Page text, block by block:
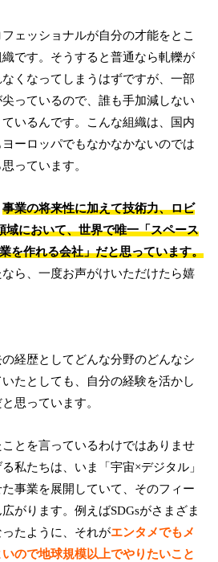
ェッショナルが自分の才能をとこ
です。そうすると普通なら軋轢が
くなってしまうはずですが、一部
っているので、誰も手加減しない
いるんです。こんな組織は、国内
ーロッパでもなかなかないのでは
っています。
事業の将来性に加えて技術力、ロビ
域において、世界で唯一「スペース
を作れる会社」だと思っています。
ら、一度お声がけいただけたら嬉
経歴としてどんな分野のどんなシ
たとしても、自分の経験を活かし
思っています。
とを言っているわけではありませ
私たちは、いま「宇宙×デジタル」
事業を展開していて、そのフィー
がります。例えばSDGsがさまざま
たように、それがエンタメでもメ
ので地球規模以上でやりたいこと